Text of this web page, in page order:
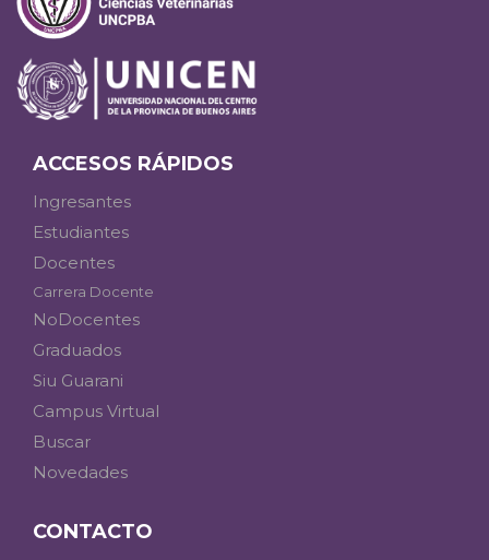
ACCESOS RÁPIDOS
Ingresantes
Estudiantes
Docentes
Carrera Docente
NoDocentes
Graduados
Siu Guarani
Campus Virtual
Buscar
Novedades
CONTACTO